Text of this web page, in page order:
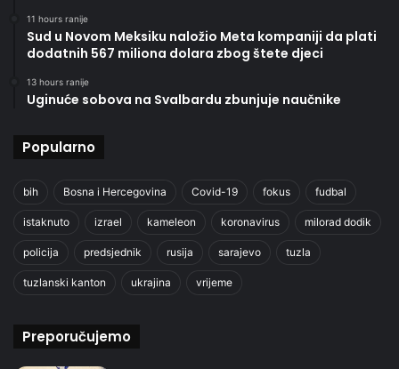
11 hours ranije
Sud u Novom Meksiku naložio Meta kompaniji da plati
dodatnih 567 miliona dolara zbog štete djeci
13 hours ranije
Uginuće sobova na Svalbardu zbunjuje naučnike
Popularno
bih Bosna i Hercegovina Covid-19 fokus fudbal
istaknuto izrael kameleon koronavirus milorad dodik
policija predsjednik rusija sarajevo tuzla
tuzlanski kanton ukrajina vrijeme
Preporučujemo